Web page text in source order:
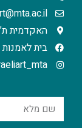
האקדמית ת"א-
בית